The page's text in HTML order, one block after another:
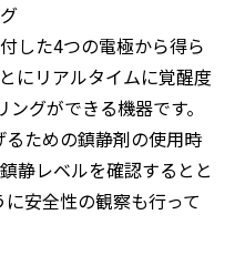
した4つの電極から得ら
にリアルタイムに覚醒度
グができる機器です。
ための鎮静剤の使用時
静レベルを確認するとと
安全性の観察も行って